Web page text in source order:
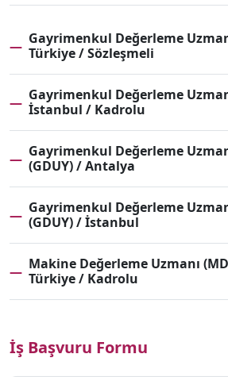
— Gayrimenkul Değerleme
Türkiye / Sözleşmeli
— Gayrimenkul Değerleme
İstanbul / Kadrolu
— Gayrimenkul Değerleme Uzman
(GDUY) / Antalya
— Gayrimenkul Değerleme Uzman
(GDUY) / İstanbul
— Makine Değerleme Uzmanı
Türkiye / Kadrolu
İş Başvuru Formu